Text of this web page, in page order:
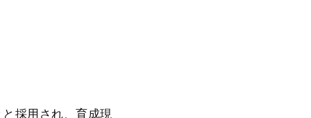
採用され、育成現